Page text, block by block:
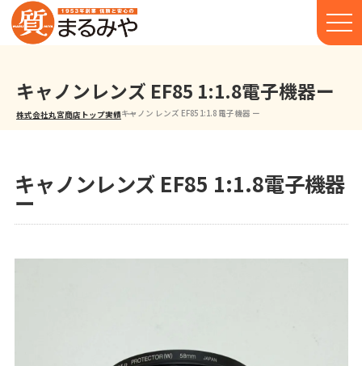
キャノンレンズ EF85 1:1.8電子機器ー
株式会社丸宮商店トップ⁩実績キャノン レンズ EF85 1:1.8 電子機器 ー
キャノンレンズ EF85 1:1.8電子機器
ー